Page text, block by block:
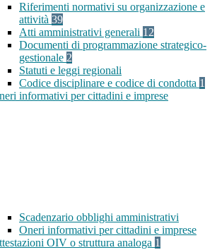
Riferimenti normativi su organizzazione e
attività 39
Atti amministrativi generali 12
Documenti di programmazione strategico-
gestionale 2
Statuti e leggi regionali
Codice disciplinare e codice di condotta 1
informativi per cittadini e imprese
Scadenzario obblighi amministrativi
Oneri informativi per cittadini e imprese
OIV o struttura analoga 1